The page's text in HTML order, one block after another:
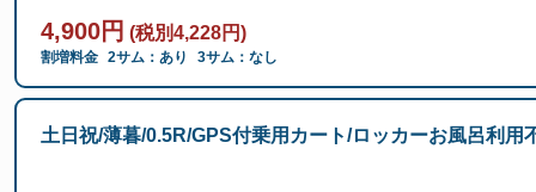
4,900円 (税別4,228円)
割増料金 2サム：あり 3サム：なし
土日祝/薄暮/0.5R/GPS付乗用カート/ロッカーお風呂利用